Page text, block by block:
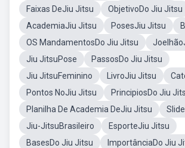
Faixas DeJiu Jitsu
ObjetivoDo Jiu Jitsu
AcademiaJiu Jitsu
PosesJiu Jitsu
OS MandamentosDo Jiu Jitsu
Jiu JitsuPose
PassosDo Jiu Jitsu
Jiu JitsuFeminino
LivroJiu Jitsu
Pontos NoJiu Jitsu
PrincipiosDo Jiu
Planilha De Academia DeJiu Jitsu
Jiu-JitsuBrasileiro
EsporteJiu Jitsu
BasesDo Jiu Jitsu
ImportânciaDo Jiu